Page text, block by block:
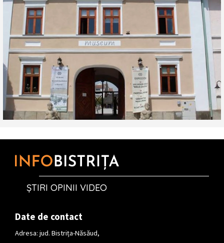
ȘTIRI OPINII VIDEO
Date de contact
Adresa: jud. Bistrița-Năsăud,